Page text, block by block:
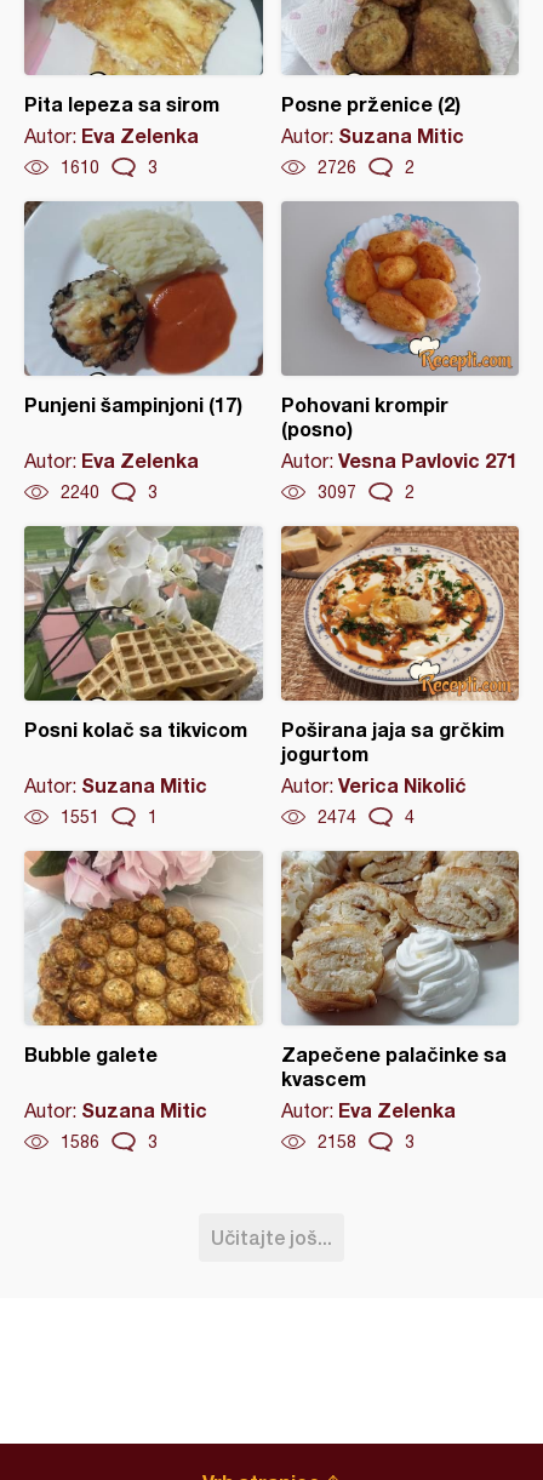
Pita lepeza sa sirom
Autor: Eva Zelenka
1610 3
Posne prženice (2)
Autor: Suzana Mitic
2726 2
Punjeni šampinjoni (17)
Autor: Eva Zelenka
2240 3
Pohovani krompir
(posno)
Autor: Vesna Pavlovic 271
3097 2
Posni kolač sa tikvicom
Autor: Suzana Mitic
1551 1
Poširana jaja sa grčkim
jogurtom
Autor: Verica Nikolić
2474 4
Bubble galete
Autor: Suzana Mitic
1586 3
Zapečene palačinke sa
kvascem
Autor: Eva Zelenka
2158 3
Učitajte još...